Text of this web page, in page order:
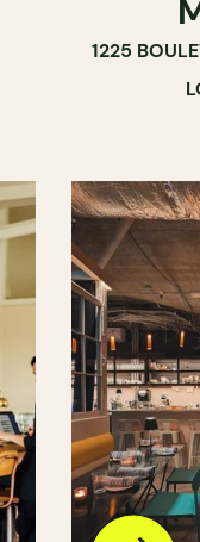
1225